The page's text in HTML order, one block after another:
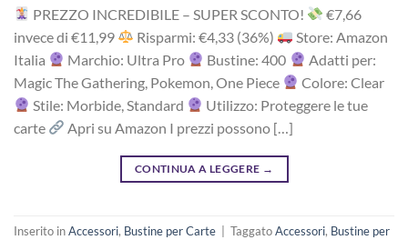
PREZZO INCREDIBILE – SUPER SCONTO!
‎€7,66
i‎nv‎ec‎e ‎di‎ €11,99
R‎is‎pa‎rm‎i: €4,33 (36%)
Store: Amazon
Italia
Marchio: Ultra Pro Bustine: 400
Adatti per:
Magic The Gathering, Pokemon, One Piece
Colore: Clear
Stile: Morbide, Standard
Utilizzo: Proteggere le tue
carte
Apri su Amazon I prezzi possono […]
CONTINUA A LEGGERE →
Inserito inAccessori, Bustine per Carte TaggatoAccessori, Bustine per